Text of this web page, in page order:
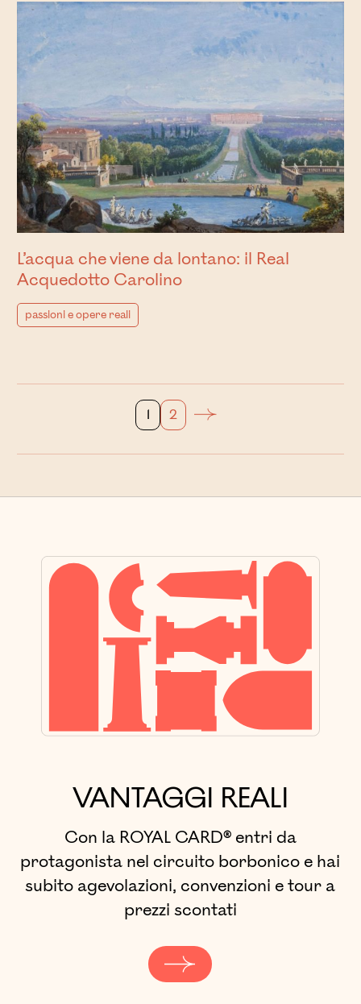
L’acqua che viene da lontano: il Real
Acquedotto Carolino
passioni e opere reali
1 2
VANTAGGI REALI
Con la ROYAL CARD® entri da
protagonista nel circuito borbonico e hai
subito agevolazioni, convenzioni e tour a
prezzi scontati